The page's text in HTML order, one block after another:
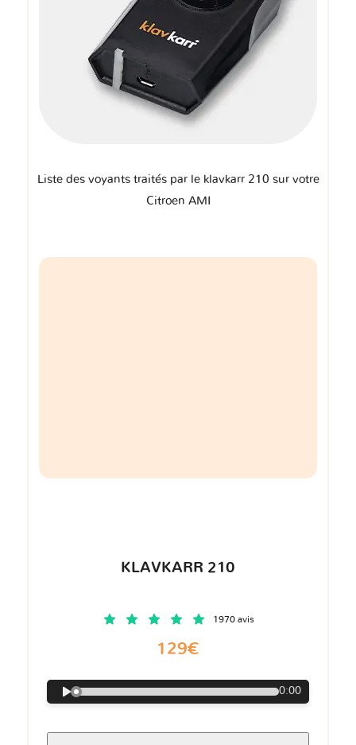
Liste des voyants traités par le klavkarr 210 sur votre
Citroen AMI
KLAVKARR 210
1970 avis
129€
0:00